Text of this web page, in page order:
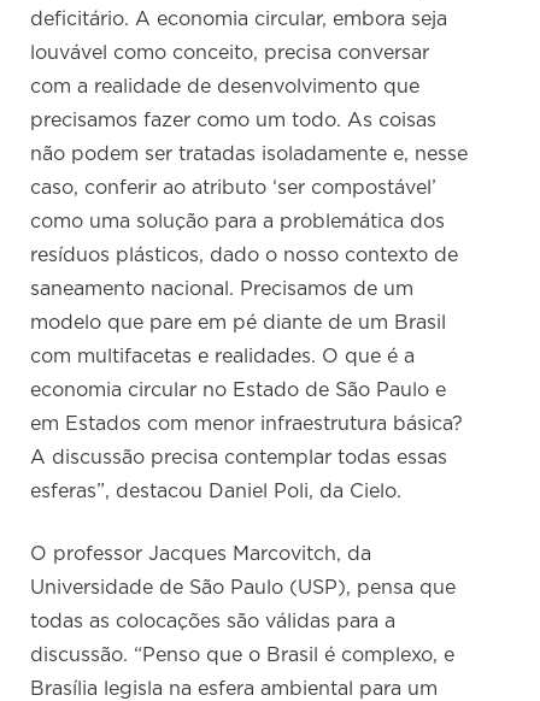
deficitário. A economia circular, embora seja
louvável como conceito, precisa conversar
com a realidade de desenvolvimento que
precisamos fazer como um todo. As coisas
não podem ser tratadas isoladamente e, nesse
caso, conferir ao atributo ‘ser compostável’
como uma solução para a problemática dos
resíduos plásticos, dado o nosso contexto de
saneamento nacional. Precisamos de um
modelo que pare em pé diante de um Brasil
com multifacetas e realidades. O que é a
economia circular no Estado de São Paulo e
em Estados com menor infraestrutura básica?
A discussão precisa contemplar todas essas
esferas”, destacou Daniel Poli, da Cielo.
O professor Jacques Marcovitch, da
Universidade de São Paulo (USP), pensa que
todas as colocações são válidas para a
discussão. “Penso que o Brasil é complexo, e
Brasília legisla na esfera ambiental para um